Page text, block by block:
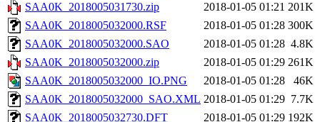
SAA0K_2018005031730.zip
2018-01-05 01:21 201K
SAA0K_2018005032000.RSF
2018-01-05 01:28 300K
SAA0K_2018005032000.SAO
2018-01-05 01:28 4.8K
SAA0K_2018005032000.zip
2018-01-05 01:29 261K
SAA0K_2018005032000_IO.PNG
2018-01-05 01:28
46K
SAA0K_2018005032000_SAO.XML 2018-01-05 01:29 7.7K
SAA0K_2018005032730.DFT
2018-01-05 01:29 192K